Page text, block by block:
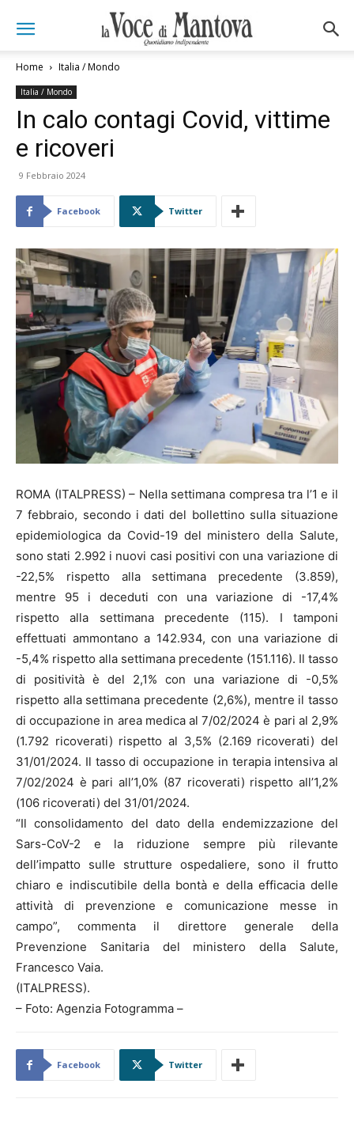
Home Italia / Mondo
Italia / Mondo
In calo contagi Covid, vittime
e ricoveri
9 Febbraio 2024
Facebook Twitter
ROMA (ITALPRESS) – Nella settimana compresa tra l’1 e il
7 febbraio, secondo i dati del bollettino sulla situazione
epidemiologica da Covid-19 del ministero della Salute,
sono stati 2.992 i nuovi casi positivi con una variazione di
-22,5% rispetto alla settimana precedente (3.859),
mentre 95 i deceduti con una variazione di -17,4%
rispetto alla settimana precedente (115). I tamponi
effettuati ammontano a 142.934, con una variazione di
-5,4% rispetto alla settimana precedente (151.116). Il tasso
di positività è del 2,1% con una variazione di -0,5%
rispetto alla settimana precedente (2,6%), mentre il tasso
di occupazione in area medica al 7/02/2024 è pari al 2,9%
(1.792 ricoverati) rispetto al 3,5% (2.169 ricoverati) del
31/01/2024. Il tasso di occupazione in terapia intensiva al
7/02/2024 è pari all’1,0% (87 ricoverati) rispetto all’1,2%
(106 ricoverati) del 31/01/2024.
“Il consolidamento del dato della endemizzazione del
Sars-CoV-2 e la riduzione sempre più rilevante
dell’impatto sulle strutture ospedaliere, sono il frutto
chiaro e indiscutibile della bontà e della efficacia delle
attività di prevenzione e comunicazione messe in
campo”, commenta il direttore generale della
Prevenzione Sanitaria del ministero della Salute,
Francesco Vaia.
(ITALPRESS).
– Foto: Agenzia Fotogramma –
Facebook Twitter